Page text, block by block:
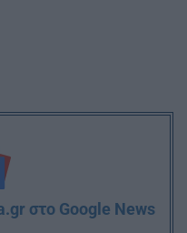
στο Google News